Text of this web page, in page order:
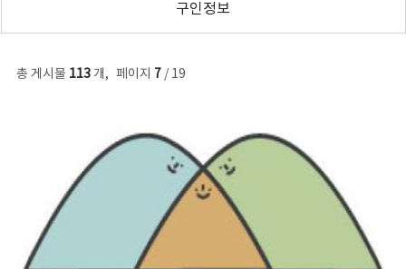
구인정보
총 게시물 113개, 페이지 7 / 19